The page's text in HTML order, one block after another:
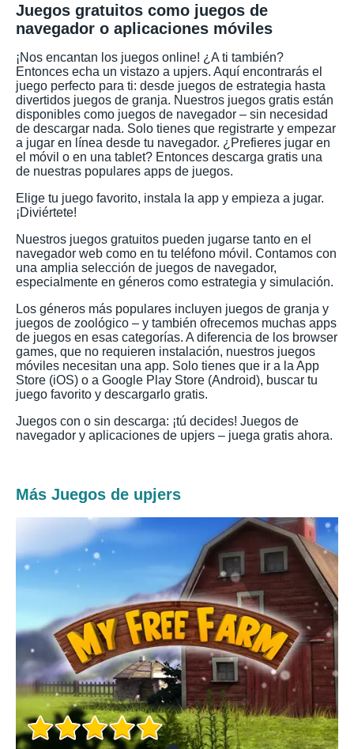
Juegos gratuitos como juegos de
navegador o aplicaciones móviles
¡Nos encantan los juegos online! ¿A ti también?
Entonces echa un vistazo a upjers. Aquí encontrarás el
juego perfecto para ti: desde juegos de estrategia hasta
divertidos juegos de granja. Nuestros juegos gratis están
disponibles como juegos de navegador – sin necesidad
de descargar nada. Solo tienes que registrarte y empezar
a jugar en línea desde tu navegador. ¿Prefieres jugar en
el móvil o en una tablet? Entonces descarga gratis una
de nuestras populares apps de juegos.
Elige tu juego favorito, instala la app y empieza a jugar.
¡Diviértete!
Nuestros juegos gratuitos pueden jugarse tanto en el
navegador web como en tu teléfono móvil. Contamos con
una amplia selección de juegos de navegador,
especialmente en géneros como estrategia y simulación.
Los géneros más populares incluyen juegos de granja y
juegos de zoológico – y también ofrecemos muchas apps
de juegos en esas categorías. A diferencia de los browser
games, que no requieren instalación, nuestros juegos
móviles necesitan una app. Solo tienes que ir a la App
Store (iOS) o a Google Play Store (Android), buscar tu
juego favorito y descargarlo gratis.
Juegos con o sin descarga: ¡tú decides! Juegos de
navegador y aplicaciones de upjers – juega gratis ahora.
Más Juegos de upjers